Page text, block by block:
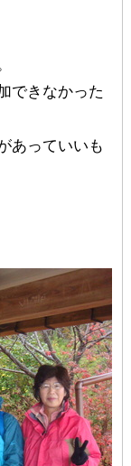
できなかった
あっていいも